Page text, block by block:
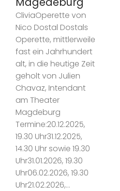
CliviaOperette von
Nico Dostal Dostals
Operette, mittlerweile
fast ein Jahrhundert
alt, in die heutige Zeit
geholt von Julien
Chavaz, Intendant
am Theater
Magdeburg
Termine:20.12.2025,
19.30 Uhr31.12.2025,
14.30 Uhr sowie 19.30
Uhr31.01.2026, 19.30
Uhr06.02.2026, 19.30
Uhr21.02.2026,…